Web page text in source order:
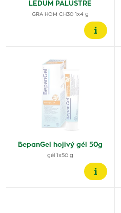
LEDUM PALUSTRE
GRA HOM CH30 1x4 g
BepanGel hojivý gél 50g
gél 1x50 g